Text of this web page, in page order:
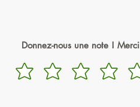
Donnez-nous une note ! Merci